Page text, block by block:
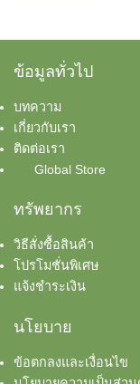
ข้อมูลทั่วไป
บทความ
เกี่ยวกับเรา
ติดต่อเรา
Global Store
ทรัพยากร
วิธีสั่งซื้อสินค้า
โปรโมชั่นพิเศษ
แจ้งชำระเงิน
นโยบาย
ข้อตกลงและเงื่อนไข